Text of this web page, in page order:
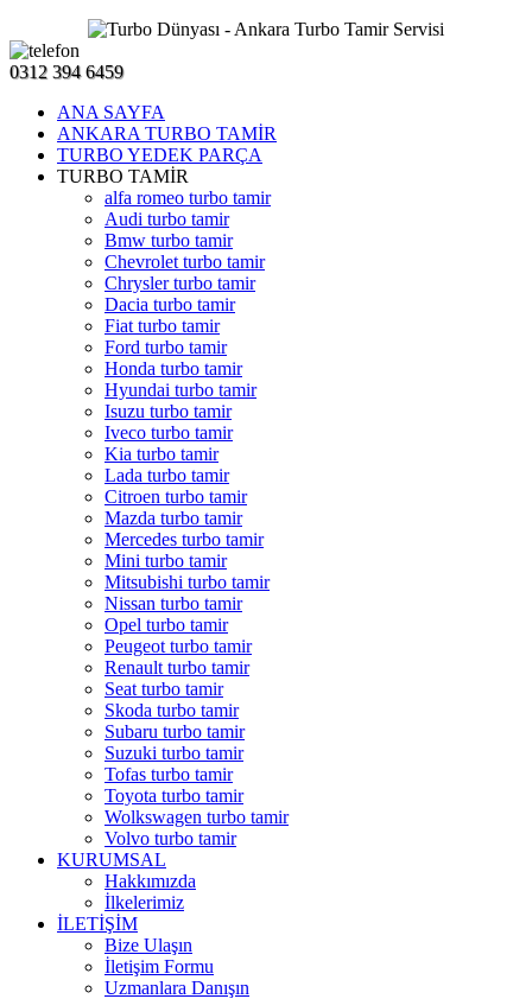
0312 394 6459
ANA SAYFA
ANKARA TURBO TAMİR
TURBO YEDEK PARÇA
TURBO TAMİR
alfa romeo turbo tamir
Audi turbo tamir
Bmw turbo tamir
Chevrolet turbo tamir
Chrysler turbo tamir
Dacia turbo tamir
Fiat turbo tamir
Ford turbo tamir
Honda turbo tamir
Hyundai turbo tamir
Isuzu turbo tamir
Iveco turbo tamir
Kia turbo tamir
Lada turbo tamir
Citroen turbo tamir
Mazda turbo tamir
Mercedes turbo tamir
Mini turbo tamir
Mitsubishi turbo tamir
Nissan turbo tamir
Opel turbo tamir
Peugeot turbo tamir
Renault turbo tamir
Seat turbo tamir
Skoda turbo tamir
Subaru turbo tamir
Suzuki turbo tamir
Tofas turbo tamir
Toyota turbo tamir
Wolkswagen turbo tamir
Volvo turbo tamir
KURUMSAL
Hakkımızda
İlkelerimiz
İLETİŞİM
Bize Ulaşın
İletişim Formu
Uzmanlara Danışın